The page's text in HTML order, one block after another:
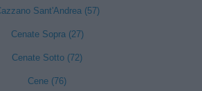
Sant'Andrea (57)
Cenate Sopra (27)
Cenate Sotto (72)
Cene (76)